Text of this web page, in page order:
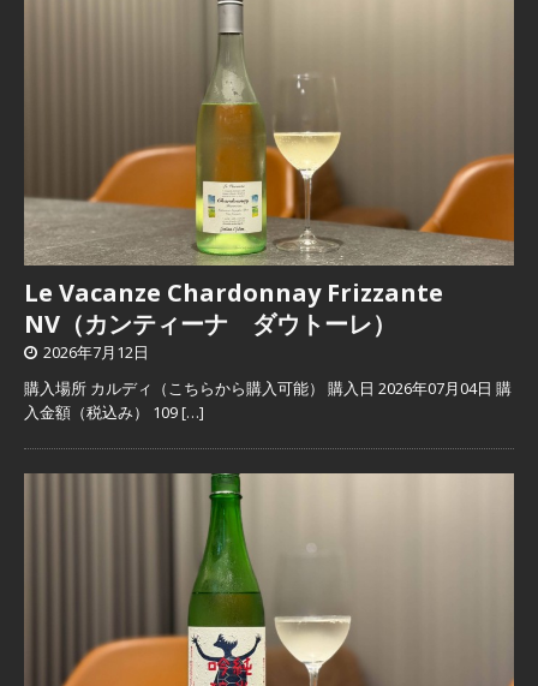
Le Vacanze Chardonnay Frizzante
NV（カンティーナ ダウトーレ）
2026年7月12日
購入場所 カルディ（こちらから購入可能） 購入日 2026年07月04日 購
入金額（税込み） 109[…]